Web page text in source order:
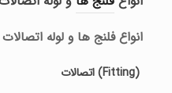
انواع فلنج ها و لوله
(Fitting) اتصالات